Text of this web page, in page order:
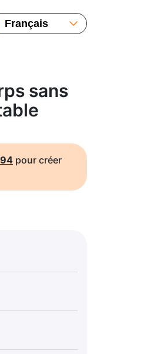
Français
Українська
繁體中文
sans
pour créer